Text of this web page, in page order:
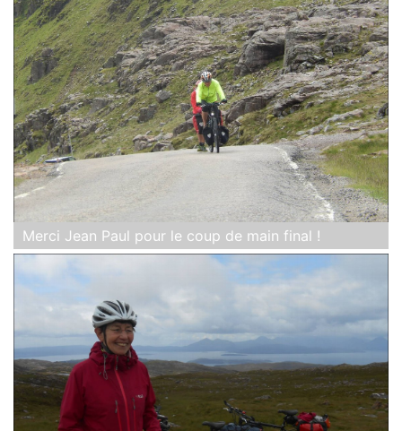
Merci Jean Paul pour le coup de main final !